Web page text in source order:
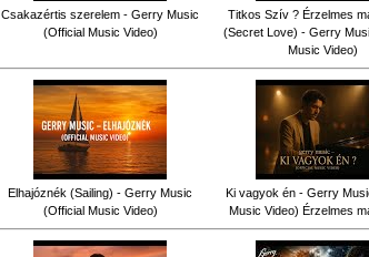
Csakazértis szerelem - Gerry Music
(Official Music Video)
Titkos Szív ? Érzelmes
(Secret Love) - Gerry
Music Video)
Elhajóznék (Sailing) - Gerry Music
(Official Music Video)
Ki vagyok én - Gerry
Music Video) Érzelmes